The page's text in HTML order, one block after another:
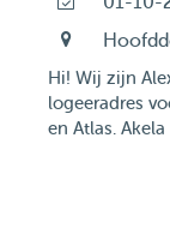
Hi! Wij zijn
logeeradres
en Atlas.